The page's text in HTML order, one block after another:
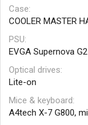
Case
COOLER MASTER
PSU
EVGA Supernova
Optical drives
Lite-on
Mice & keyboard
A4tech X-7 G800,